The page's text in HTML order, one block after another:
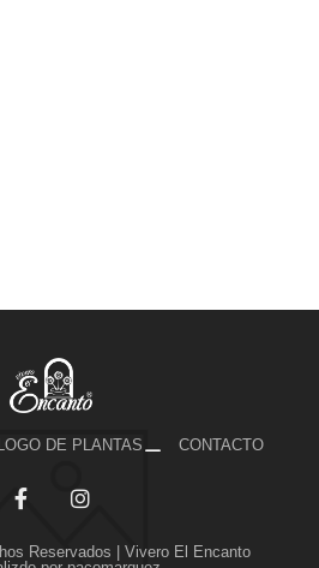
DE PLANTAS CONTACTO
Reservados | Vivero El Encanto